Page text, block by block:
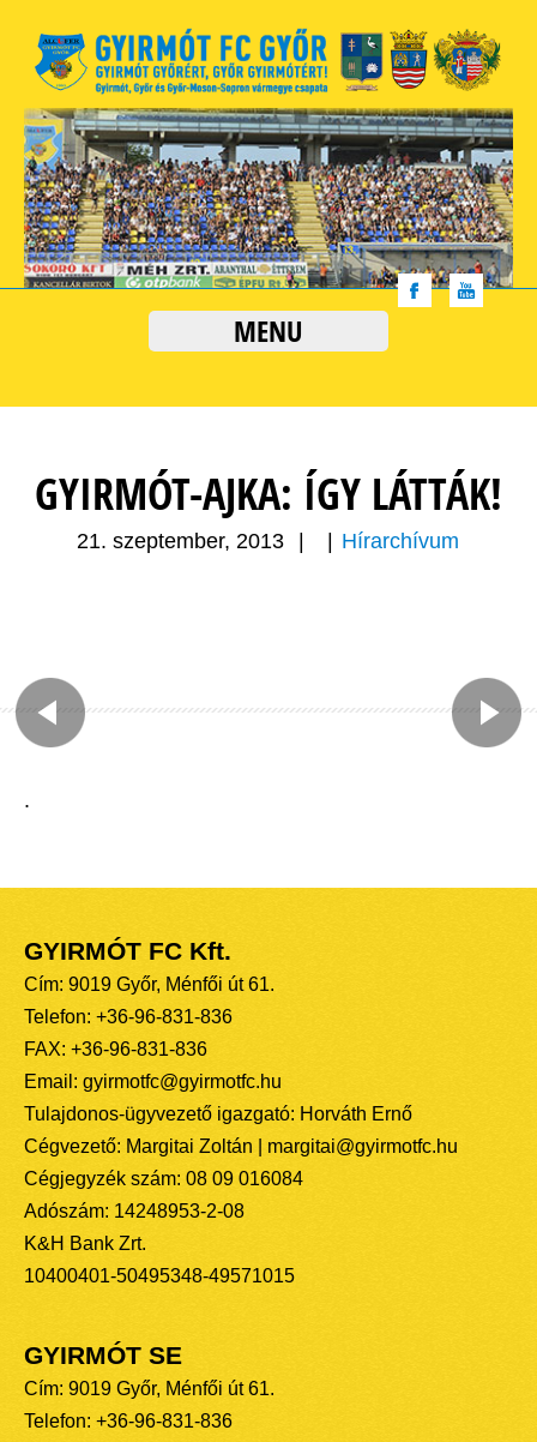
MENU
GYIRMÓT-AJKA: ÍGY LÁTTÁK!
21. szeptember, 2013 Hírarchívum
.
GYIRMÓT FC Kft.
Cím: 9019 Győr, Ménfői út 61.
Telefon: +36-96-831-836
FAX: +36-96-831-836
Email: gyirmotfc@gyirmotfc.hu
Tulajdonos-ügyvezető igazgató: Horváth Ernő
Cégvezető: Margitai Zoltán | margitai@gyirmotfc.hu
Cégjegyzék szám: 08 09 016084
Adószám: 14248953-2-08
K&H Bank Zrt.
10400401-50495348-49571015
GYIRMÓT SE
Cím: 9019 Győr, Ménfői út 61.
Telefon: +36-96-831-836